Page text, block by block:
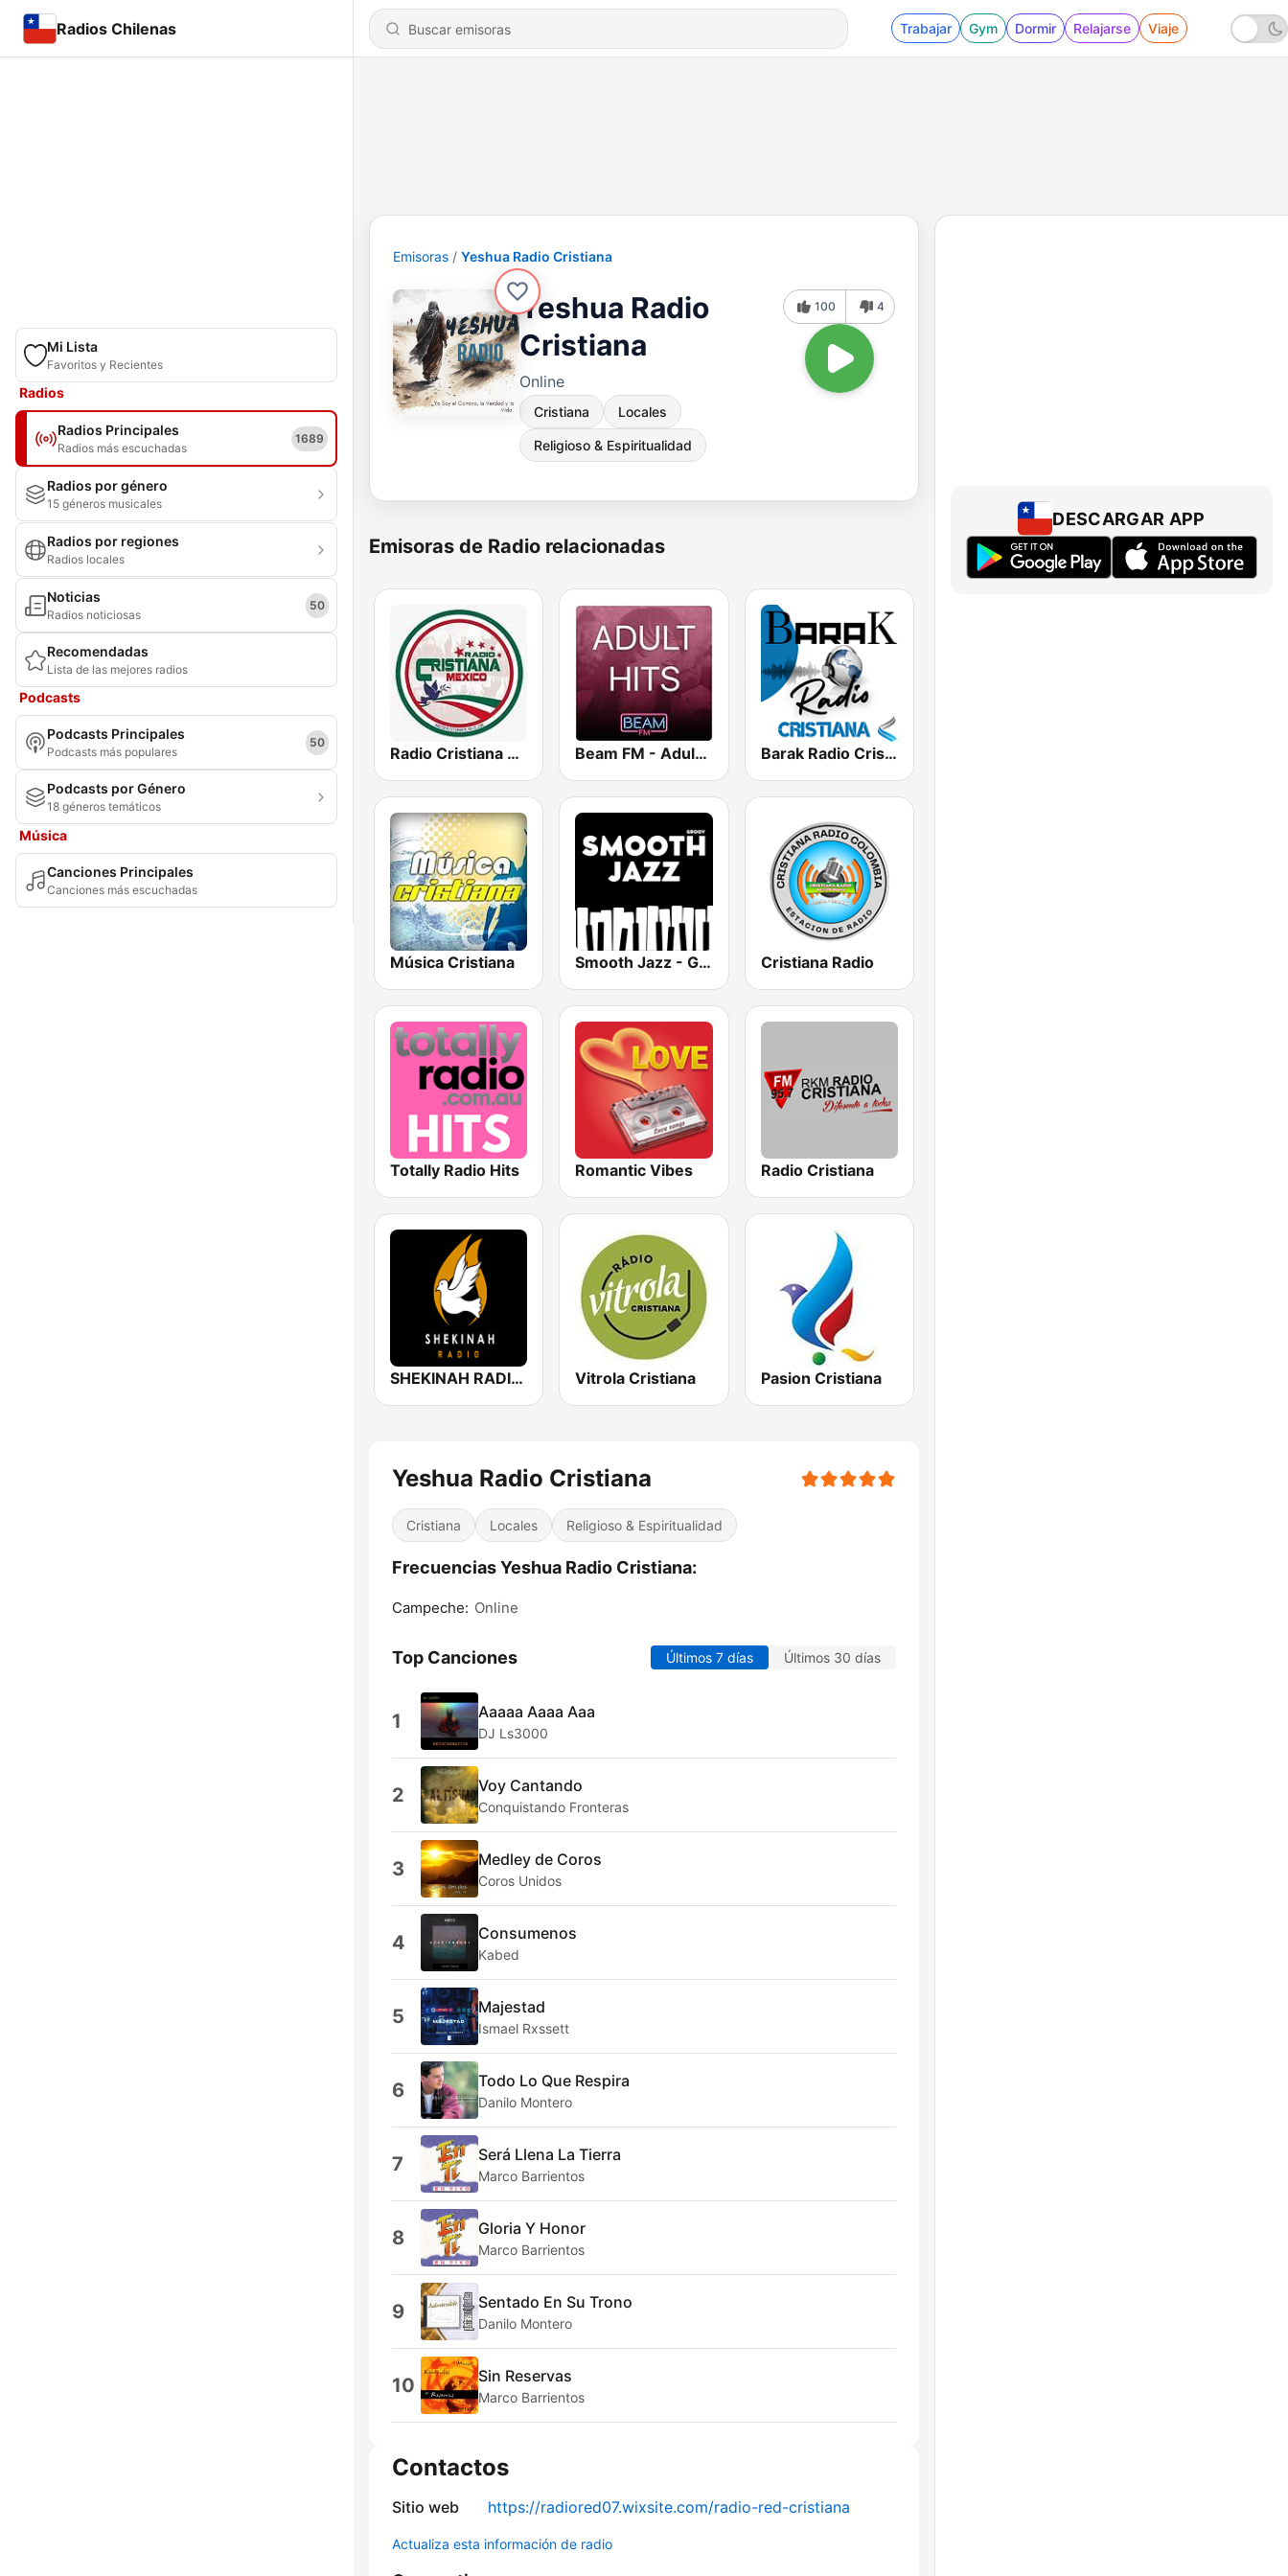
Radios Chilenas Trabajar Gym Dormir Relajarse Viaje
Mi Lista
Favoritos y Recientes
Radios
Radios Principales
Radios más escuchadas
1689
Radios por género
15 géneros musicales
Radios por regiones
Radios locales
Noticias
Radios noticiosas
50
Recomendadas
Lista de las mejores radios
Podcasts
Podcasts Principales
Podcasts más populares
50
Podcasts por Género
18 géneros temáticos
Música
Canciones Principales
Canciones más escuchadas
Emisoras Yeshua Radio Cristiana
Yeshua Radio
Cristiana
Online
Cristiana Locales
Religioso & Espiritualidad
100 4
Emisoras de Radio relacionadas
Radio Cristiana México Beam FM - Adult Hits Barak Radio Cristiana
Música Cristiana Smooth Jazz - Groov Cristiana Radio
Totally Radio Hits Romantic Vibes Radio Cristiana
SHEKINAH RADIO CRISTIANA Vitrola Cristiana Pasion Cristiana
Yeshua Radio Cristiana
Cristiana Locales Religioso & Espiritualidad
Frecuencias Yeshua Radio Cristiana:
Campeche: Online
Top Canciones Últimos 7 días Últimos 30 días
1 Aaaaa Aaaa Aaa
DJ Ls3000
2 Voy Cantando
Conquistando Fronteras
3 Medley de Coros
Coros Unidos
4 Consumenos
Kabed
5 Majestad
Ismael Rxssett
6 Todo Lo Que Respira
Danilo Montero
7 Será Llena La Tierra
Marco Barrientos
8 Gloria Y Honor
Marco Barrientos
9 Sentado En Su Trono
Danilo Montero
10 Sin Reservas
Marco Barrientos
Contactos
Sitio web https://radiored07.wixsite.com/radio-red-cristiana
Actualiza esta información de radio
DESCARGAR APP